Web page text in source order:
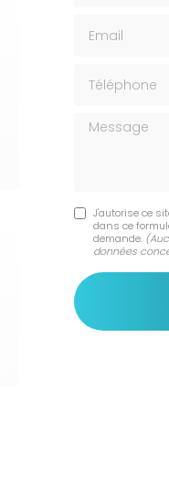
Message
J'autorise ce
dans ce
demande.
données